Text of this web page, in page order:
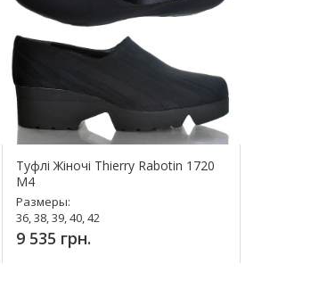
Туфлі Жіночі Thierry Rabotin 1720
M4
Размеры:
36, 38, 39, 40, 42
9 535 грн.